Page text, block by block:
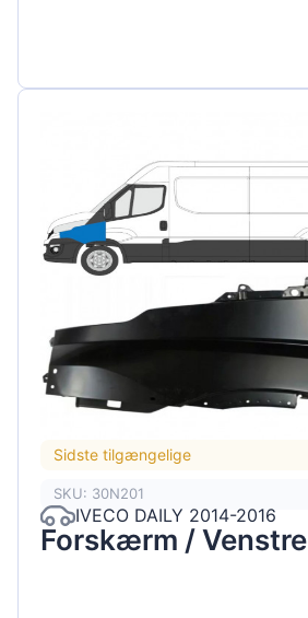
Sidste tilgængelige
SKU: 30N201
IVECO DAILY 2014-2016
Forskærm / Venstre